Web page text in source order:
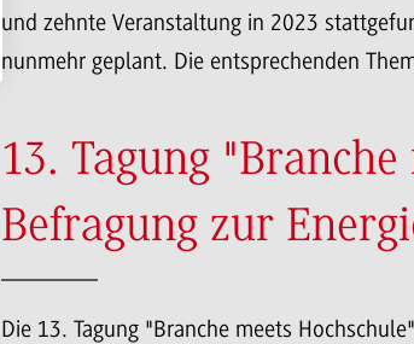
und zehnte Veranstaltung in 2023
nunmehr geplant. Die entsprechenden
13. Tagung
Befragung zur
Die 13. Tagung "Branche meets